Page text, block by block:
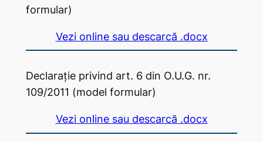
formular)
Vezi online sau descarcă .docx
Declarație privind art. 6 din O.U.G. nr.
109/2011 (model formular)
Vezi online sau descarcă .docx